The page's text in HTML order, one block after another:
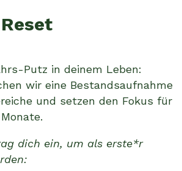
Putz in deinem Leben:
wir eine Bestandsaufnahme
und setzen den Fokus für
dich ein, um als erste*r